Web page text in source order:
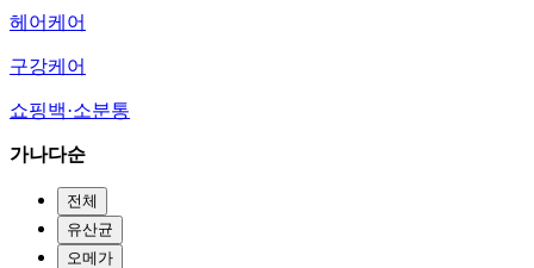
헤어케어
구강케어
쇼핑백·소분통
가나다순
전체
유산균
오메가